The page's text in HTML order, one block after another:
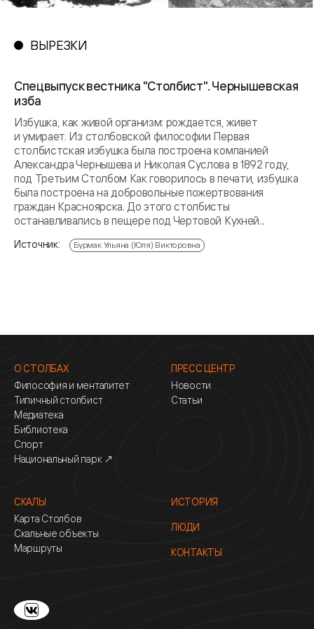
ВЫРЕЗКИ
Спецвыпуск вестника "Столбист". Чернышевская
изба
Избушка, как живой организм: рождается, живет
и умирает. Из столбовской философии Первая
столбистская избушка была построена компанией
Александра Чернышева и Николая Суслова в 1892 году,
под Третьим Столбом Как говорилось в печати, избушка
была построена на добровольные пожертвования
граждан Красноярска. До этого столбисты
останавливались в пещере под Чертовой Кухней...
Источник: Бурмак Ульяна (Юля) Викторовна
О СТОЛБАХ
Философия и менталитет
Типичный столбист
Медиатека
Библиотека
Спорт
Национальный парк ↗
ПРЕСС ЦЕНТР
Новости
Статьи
СКАЛЫ
Карта Столбов
Скальные объекты
Маршруты
ИСТОРИЯ
ЛЮДИ
КОНТАКТЫ